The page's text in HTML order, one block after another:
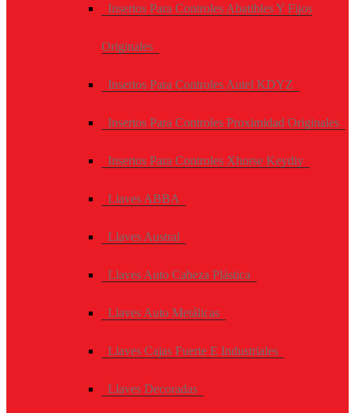
Insertos Para Controles Abatibles Y Fijos
Originales
Insertos Para Controles Autel KDYZ
Insertos Para Controles Proximidad Originales
Insertos Para Controles Xhorse Keydiy
Llaves ABBA
Llaves Austral
Llaves Auto Cabeza Plástica
Llaves Auto Metálicas
Llaves Cajas Fuerte E Industriales
Llaves Decoradas